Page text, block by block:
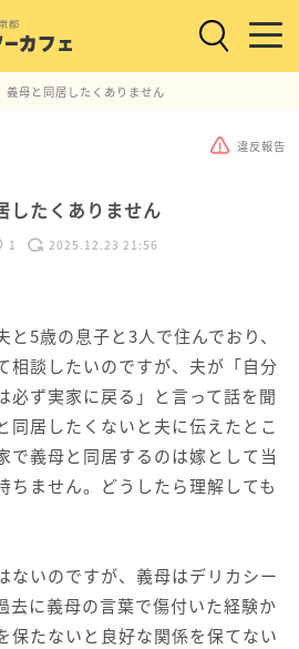
義母と同居したくありません
違反報告
したくありません
1 2025.12.23 21:56
5歳の息子と3人で住んでおり、
相談したいのですが、夫が「自分
必ず実家に戻る」と言って話を聞
同居したくないと夫に伝えたとこ
で義母と同居するのは嫁として当
ちません。どうしたら理解しても
ないのですが、義母はデリカシー
去に義母の言葉で傷付いた経験か
保たないと良好な関係を保てない